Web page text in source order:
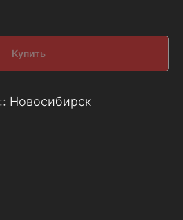
Купить
Новосибирск